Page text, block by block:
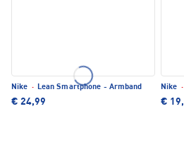
Nike · Lean Smartphone - Armband
€ 24,99
Nike ·
€